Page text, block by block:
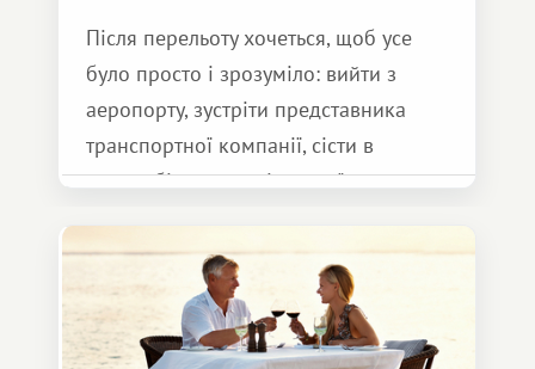
Після перельоту хочеться, щоб усе
було просто і зрозуміло: вийти з
аеропорту, зустріти представника
транспортної компанії, сісти в
автомобіль та спокійно доїхати до